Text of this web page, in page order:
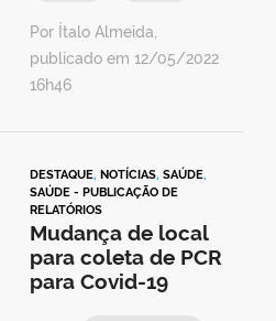
Por Ítalo Almeida,
publicado em 12/05/2022
16h46
DESTAQUE, NOTÍCIAS, SAÚDE,
SAÚDE - PUBLICAÇÃO DE
RELATÓRIOS
Mudança de local
para coleta de PCR
para Covid-19